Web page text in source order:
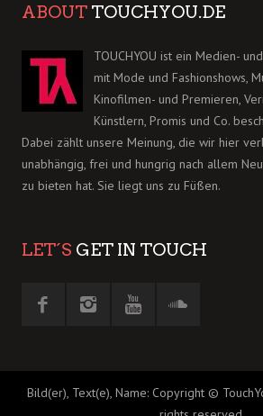
ABOUT TOUCHYOU.DE
TOUCHYOU ist ein Medien-
mit Mode und Fashionshows,
Kinofilmen- und Premieren,
Künstlern, Promis und Co.
Dabei zählt unsere Meinung, die wir hier
unabhängig, frei und hungrig nach allem
zu bieten hat. Sie liegt uns zu Füßen.
LET´S GET IN TOUCH
Bild(er), Text(e), Name: Copyright ©